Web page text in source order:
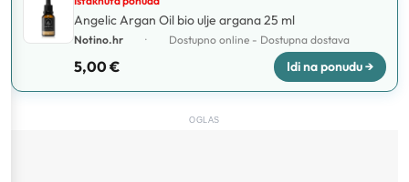
Angelic Argan Oil bio ulje argana 25 ml
Notino.hr · Dostupno online - Dostupna dostava
5,00 € Idi na ponudu →
OGLAS